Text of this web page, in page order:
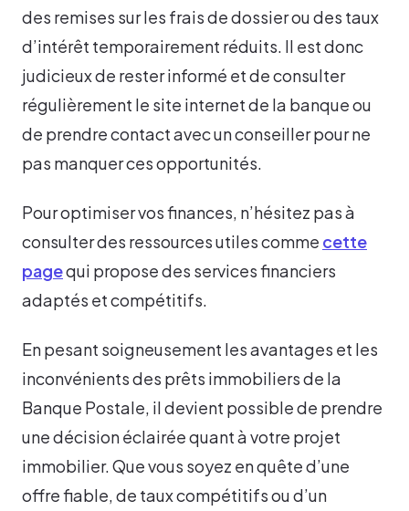
des remises sur les frais de dossier ou des taux
d’intérêt temporairement réduits. Il est donc
judicieux de rester informé et de consulter
régulièrement le site internet de la banque ou
de prendre contact avec un conseiller pour ne
pas manquer ces opportunités.
Pour optimiser vos finances, n’hésitez pas à
consulter des ressources utiles comme cette
pagequi propose des services financiers
adaptés et compétitifs.
En pesant soigneusement les avantages et les
inconvénients des prêts immobiliers de la
Banque Postale, il devient possible de prendre
une décision éclairée quant à votre projet
immobilier. Que vous soyez en quête d’une
offre fiable, de taux compétitifs ou d’un